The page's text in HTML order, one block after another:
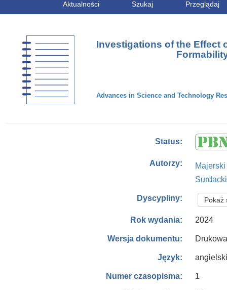
Aktualności Szukaj Przeglądaj
Investigations of the Effect
Advances in Science and Technology
Status:
Autorzy:
Dyscypliny: Pokaż
Rok wydania: 2024
Wersja dokumentu:
Język: angielski
Numer czasopisma: 1